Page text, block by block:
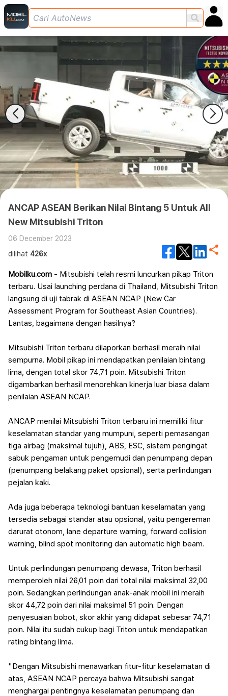
ANCAP ASEAN Berikan Nilai Bintang 5 Untuk All
New Mitsubishi Triton
06 December 2023
dilihat 426x
Mobilku.com - Mitsubishi telah resmi luncurkan pikap Triton
terbaru. Usai launching perdana di Thailand, Mitsubishi Triton
langsung di uji tabrak di ASEAN NCAP (New Car
Assessment Program for Southeast Asian Countries).
Lantas, bagaimana dengan hasilnya?
Mitsubishi Triton terbaru dilaporkan berhasil meraih nilai
sempurna. Mobil pikap ini mendapatkan penilaian bintang
lima, dengan total skor 74,71 poin. Mitsubishi Triton
digambarkan berhasil menorehkan kinerja luar biasa dalam
penilaian ASEAN NCAP.
ANCAP menilai Mitsubishi Triton terbaru ini memiliki fitur
keselamatan standar yang mumpuni, seperti pemasangan
tiga airbag (maksimal tujuh), ABS, ESC, sistem pengingat
sabuk pengaman untuk pengemudi dan penumpang depan
(penumpang belakang paket opsional), serta perlindungan
pejalan kaki.
Ada juga beberapa teknologi bantuan keselamatan yang
tersedia sebagai standar atau opsional, yaitu pengereman
darurat otonom, lane departure warning, forward collision
warning, blind spot monitoring dan automatic high beam.
Untuk perlindungan penumpang dewasa, Triton berhasil
memperoleh nilai 26,01 poin dari total nilai maksimal 32,00
poin. Sedangkan perlindungan anak-anak mobil ini meraih
skor 44,72 poin dari nilai maksimal 51 poin. Dengan
penyesuaian bobot, skor akhir yang didapat sebesar 74,71
poin. Nilai itu sudah cukup bagi Triton untuk mendapatkan
rating bintang lima.
"Dengan Mitsubishi menawarkan fitur-fitur keselamatan di
atas, ASEAN NCAP percaya bahwa Mitsubishi sangat
menghargai pentingnya keselamatan penumpang dan